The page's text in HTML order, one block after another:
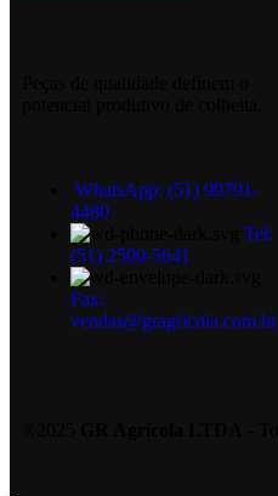
WhatsApp: (51) 99791-
4480
Tel:
(51) 2500-5641
Fax:
vendas@gragricola.com.br